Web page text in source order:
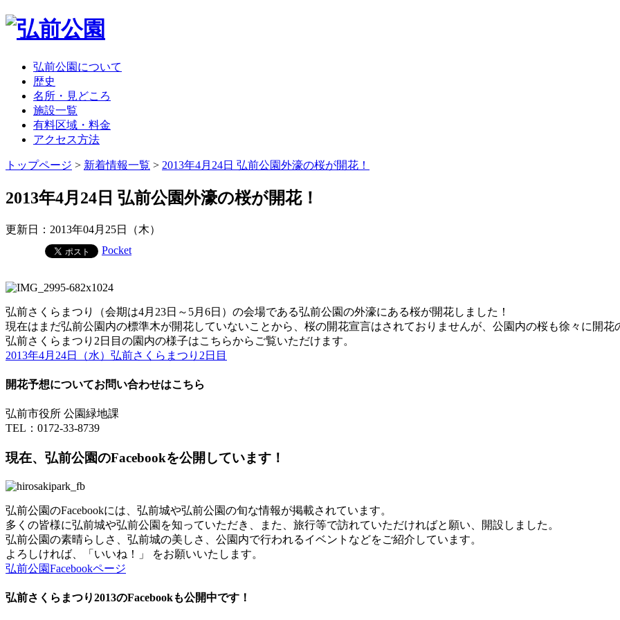
弘前公園について
歴史
名所・見どころ
施設一覧
有料区域・料金
アクセス方法
トップページ > 新着情報一覧 > 2013年4月24日 弘前公園外濠の桜が開花！
2013年4月24日 弘前公園外濠の桜が開花！
更新日：2013年04月25日（木）
Pocket
弘前さくらまつり（会期は4月23日～5月6日）の会場である弘前公園の外濠にある桜が開花しました！
現在はまだ弘前公園内の標準木が開花していないことから、桜の開花宣言はされておりませんが、公園内の桜も徐々に開花
弘前さくらまつり2日目の園内の様子はこちらからご覧いただけます。
2013年4月24日（水）弘前さくらまつり2日目
開花予想についてお問い合わせはこちら
弘前市役所 公園緑地課
TEL：0172-33-8739
現在、弘前公園のFacebookを公開しています！
弘前公園のFacebookには、弘前城や弘前公園の旬な情報が掲載されています。
多くの皆様に弘前城や弘前公園を知っていただき、また、旅行等で訪れていただければと願い、開設しました。
弘前公園の素晴らしさ、弘前城の美しさ、公園内で行われるイベントなどをご紹介しています。
よろしければ、「いいね！」 をお願いいたします。
弘前公園Facebookページ
弘前さくらまつり2013のFacebookも公開中です！